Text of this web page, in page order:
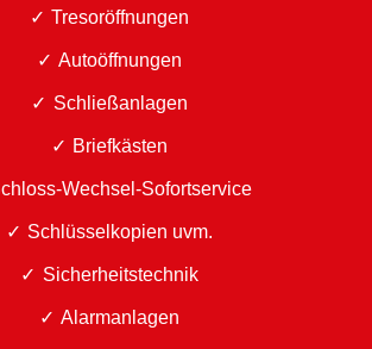
Tresoröffnungen
Autoöffnungen
Schließanlagen
Briefkästen
Wechsel-Sofortservice
Schlüsselkopien uvm.
Sicherheitstechnik
Alarmanlagen